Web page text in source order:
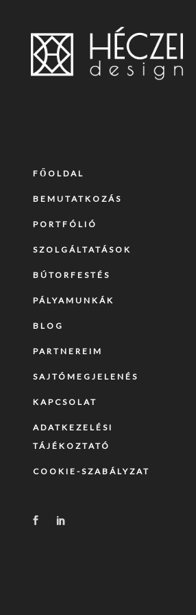
FŐOLDAL
BEMUTATKOZÁS
PORTFÓLIÓ
SZOLGÁLTATÁSOK
BÚTORFESTÉS
PÁLYAMUNKÁK
BLOG
PARTNEREIM
SAJTÓMEGJELENÉS
KAPCSOLAT
ADATKEZELÉSI
TÁJÉKOZTATÓ
COOKIE-SZABÁLYZAT